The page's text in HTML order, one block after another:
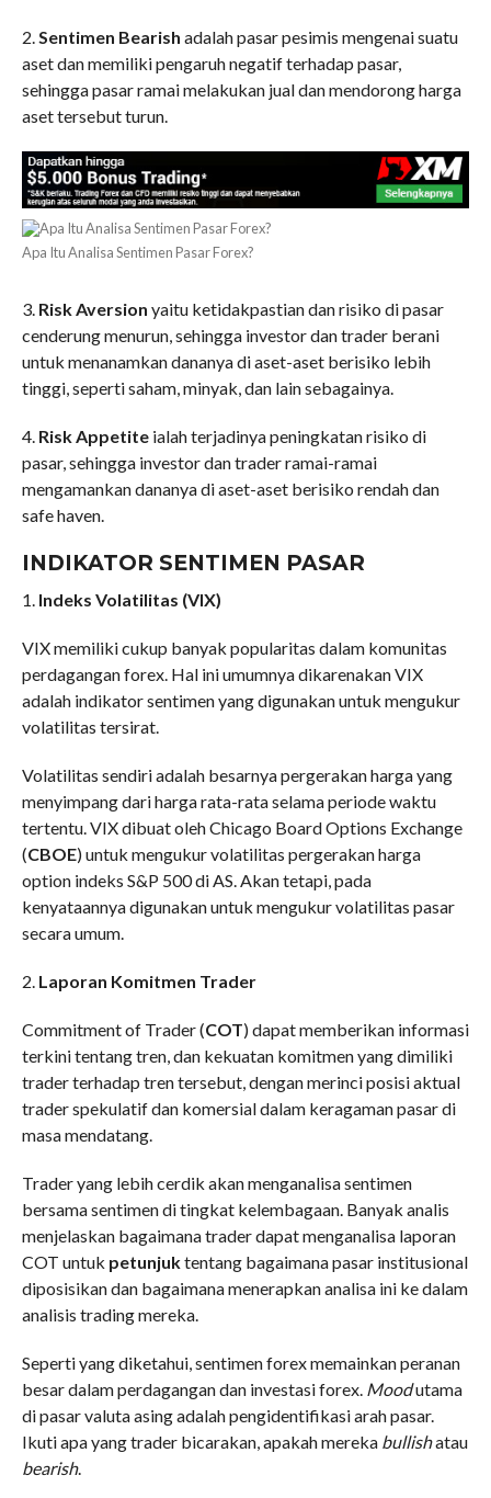
2.Sentimen Bearish adalah pasar pesimis mengenai suatu
aset dan memiliki pengaruh negatif terhadap pasar,
sehingga pasar ramai melakukan jual dan mendorong harga
aset tersebut turun.
Apa Itu Analisa Sentimen Pasar Forex?
3. Risk Aversion yaitu ketidakpastian dan risiko di pasar
cenderung menurun, sehingga investor dan trader berani
untuk menanamkan dananya di aset-aset berisiko lebih
tinggi, seperti saham, minyak, dan lain sebagainya.
4. Risk Appetiteialah terjadinya peningkatan risiko di
pasar, sehingga investor dan trader ramai-ramai
mengamankan dananya di aset-aset berisiko rendah dan
safe haven.
INDIKATOR SENTIMEN PASAR
1. Indeks Volatilitas (VIX)
VIX memiliki cukup banyak popularitas dalam komunitas
perdagangan forex. Hal ini umumnya dikarenakan VIX
adalah indikator sentimen yang digunakan untuk mengukur
volatilitas tersirat.
Volatilitas sendiri adalah besarnya pergerakan harga yang
menyimpang dari harga rata-rata selama periode waktu
tertentu. VIX dibuat oleh Chicago Board Options Exchange
(CBOE) untuk mengukur volatilitas pergerakan harga
option indeks S&P 500 di AS. Akan tetapi, pada
kenyataannya digunakan untuk mengukur volatilitas pasar
secara umum.
2. Laporan Komitmen Trader
Commitment of Trader (COT) dapat memberikan informasi
terkini tentang tren, dan kekuatan komitmen yang dimiliki
trader terhadap tren tersebut, dengan merinci posisi aktual
trader spekulatif dan komersial dalam keragaman pasar di
masa mendatang.
Trader yang lebih cerdik akan menganalisa sentimen
bersama sentimen di tingkat kelembagaan. Banyak analis
menjelaskan bagaimana trader dapat menganalisa laporan
COT untuk petunjuktentang bagaimana pasar institusional
diposisikan dan bagaimana menerapkan analisa ini ke dalam
analisis trading mereka.
Seperti yang diketahui, sentimen forex memainkan peranan
besar dalam perdagangan dan investasi forex. Moodutama
di pasar valuta asing adalah pengidentifikasi arah pasar.
Ikuti apa yang trader bicarakan, apakah mereka bullishatau
bearish.